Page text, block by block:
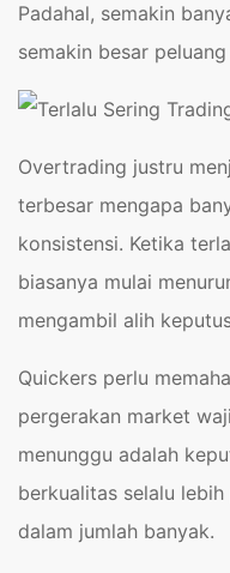
Padahal, semakin
semakin besar
Overtrading justru
terbesar mengapa
konsistensi. Ketika
biasanya mulai
mengambil alih
Quickers perlu
pergerakan market
menunggu adalah
berkualitas selalu
dalam jumlah banyak.